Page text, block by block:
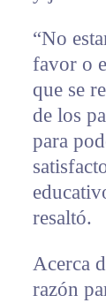
“No
favor o
que se
de los
para
resaltó.
Acerca
razón